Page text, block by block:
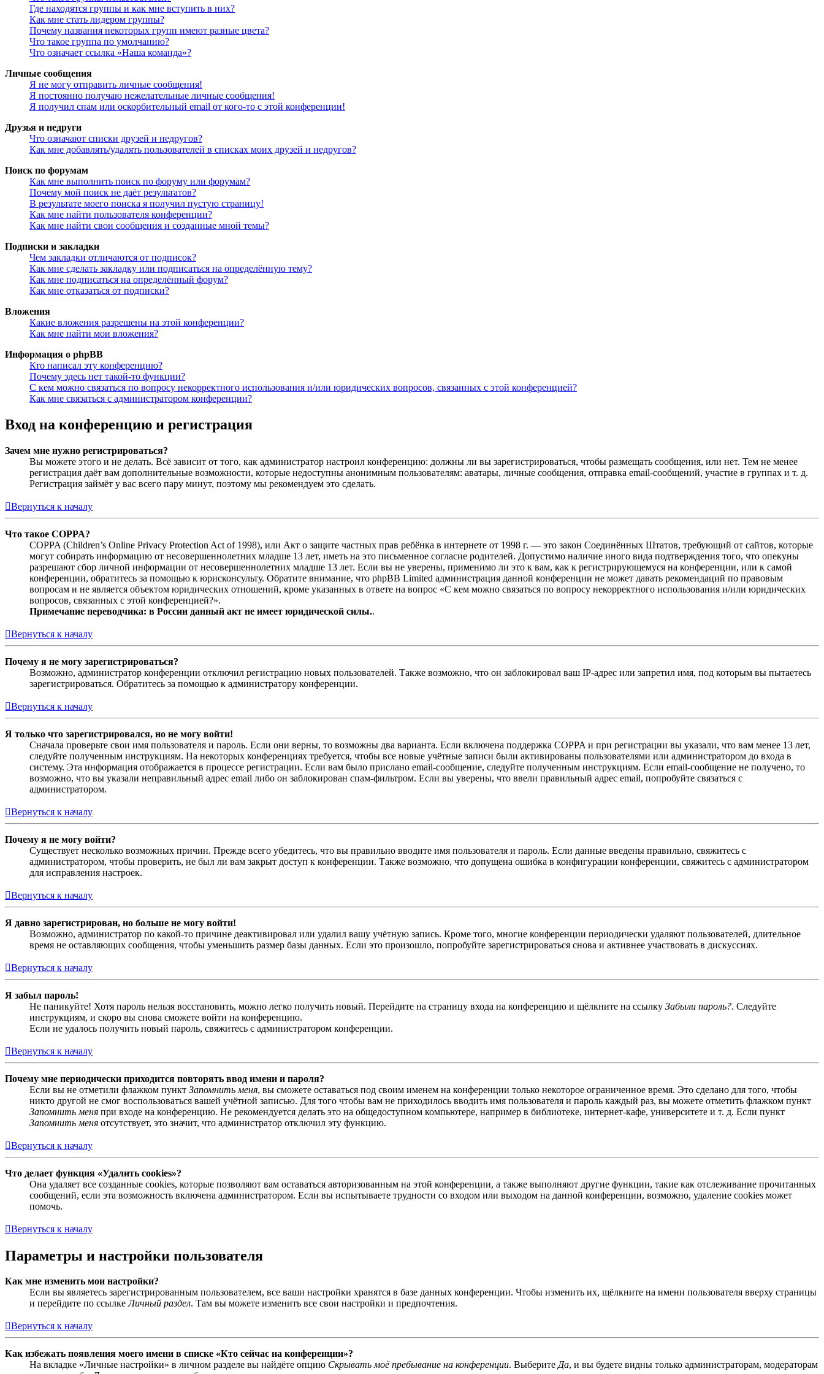
Где находятся группы и как мне вступить в них?
Как мне стать лидером группы?
Почему названия некоторых групп имеют разные цвета?
Что такое группа по умолчанию?
Что означает ссылка «Наша команда»?
Личные сообщения
Я не могу отправить личные сообщения!
Я постоянно получаю нежелательные личные сообщения!
Я получил спам или оскорбительный email от кого-то с этой конференции!
Друзья и недруги
Что означают списки друзей и недругов?
Как мне добавлять/удалять пользователей в списках моих друзей и недругов?
Поиск по форумам
Как мне выполнить поиск по форуму или форумам?
Почему мой поиск не даёт результатов?
В результате моего поиска я получил пустую страницу!
Как мне найти пользователя конференции?
Как мне найти свои сообщения и созданные мной темы?
Подписки и закладки
Чем закладки отличаются от подписок?
Как мне сделать закладку или подписаться на определённую тему?
Как мне подписаться на определённый форум?
Как мне отказаться от подписки?
Вложения
Какие вложения разрешены на этой конференции?
Как мне найти мои вложения?
Информация о phpBB
Кто написал эту конференцию?
Почему здесь нет такой-то функции?
С кем можно связаться по вопросу некорректного использования и/или юридических вопросов, связанных с этой конференцией?
Как мне связаться с администратором конференции?
Вход на конференцию и регистрация
Зачем мне нужно регистрироваться?
Вы можете этого и не делать. Всё зависит от того, как администратор настроил конференцию: должны ли вы зарегистрироваться, чтобы размещать сообщения, или нет. Тем не менее
регистрация даёт вам дополнительные возможности, которые недоступны анонимным пользователям: аватары, личные сообщения, отправка email-сообщений, участие в группах и т. д.
Регистрация займёт у вас всего пару минут, поэтому мы рекомендуем это сделать.
Вернуться к началу
Что такое COPPA?
COPPA (Children’s Online Privacy Protection Act of 1998), или Акт о защите частных прав ребёнка в интернете от 1998 г. — это закон Соединённых Штатов, требующий от сайтов, которые
могут собирать информацию от несовершеннолетних младше 13 лет, иметь на это письменное согласие родителей. Допустимо наличие иного вида подтверждения того, что опекуны
разрешают сбор личной информации от несовершеннолетних младше 13 лет. Если вы не уверены, применимо ли это к вам, как к регистрирующемуся на конференции, или к самой
конференции, обратитесь за помощью к юрисконсульту. Обратите внимание, что phpBB Limited администрация данной конференции не может давать рекомендаций по правовым
вопросам и не является объектом юридических отношений, кроме указанных в ответе на вопрос «С кем можно связаться по вопросу некорректного использования и/или юридических
вопросов, связанных с этой конференцией?».
Примечание переводчика: в России данный акт не имеет юридической силы..
Вернуться к началу
Почему я не могу зарегистрироваться?
Возможно, администратор конференции отключил регистрацию новых пользователей. Также возможно, что он заблокировал ваш IP-адрес или запретил имя, под которым вы пытаетесь
зарегистрироваться. Обратитесь за помощью к администратору конференции.
Вернуться к началу
Я только что зарегистрировался, но не могу войти!
Сначала проверьте свои имя пользователя и пароль. Если они верны, то возможны два варианта. Если включена поддержка COPPA и при регистрации вы указали, что вам менее 13 лет,
следуйте полученным инструкциям. На некоторых конференциях требуется, чтобы все новые учётные записи были активированы пользователями или администратором до входа в
систему. Эта информация отображается в процессе регистрации. Если вам было прислано email-сообщение, следуйте полученным инструкциям. Если email-сообщение не получено, то
возможно, что вы указали неправильный адрес email либо он заблокирован спам-фильтром. Если вы уверены, что ввели правильный адрес email, попробуйте связаться с
администратором.
Вернуться к началу
Почему я не могу войти?
Существует несколько возможных причин. Прежде всего убедитесь, что вы правильно вводите имя пользователя и пароль. Если данные введены правильно, свяжитесь с
администратором, чтобы проверить, не был ли вам закрыт доступ к конференции. Также возможно, что допущена ошибка в конфигурации конференции, свяжитесь с администратором
для исправления настроек.
Вернуться к началу
Я давно зарегистрирован, но больше не могу войти!
Возможно, администратор по какой-то причине деактивировал или удалил вашу учётную запись. Кроме того, многие конференции периодически удаляют пользователей, длительное
время не оставляющих сообщения, чтобы уменьшить размер базы данных. Если это произошло, попробуйте зарегистрироваться снова и активнее участвовать в дискуссиях.
Вернуться к началу
Я забыл пароль!
Не паникуйте! Хотя пароль нельзя восстановить, можно легко получить новый. Перейдите на страницу входа на конференцию и щёлкните на ссылку Забыли пароль?. Следуйте
инструкциям, и скоро вы снова сможете войти на конференцию.
Если не удалось получить новый пароль, свяжитесь с администратором конференции.
Вернуться к началу
Почему мне периодически приходится повторять ввод имени и пароля?
Если вы не отметили флажком пункт Запомнить меня, вы сможете оставаться под своим именем на конференции только некоторое ограниченное время. Это сделано для того, чтобы
никто другой не смог воспользоваться вашей учётной записью. Для того чтобы вам не приходилось вводить имя пользователя и пароль каждый раз, вы можете отметить флажком пункт
Запомнить меня при входе на конференцию. Не рекомендуется делать это на общедоступном компьютере, например в библиотеке, интернет-кафе, университете и т. д. Если пункт
Запомнить меня отсутствует, это значит, что администратор отключил эту функцию.
Вернуться к началу
Что делает функция «Удалить cookies»?
Она удаляет все созданные cookies, которые позволяют вам оставаться авторизованным на этой конференции, а также выполняют другие функции, такие как отслеживание прочитанных
сообщений, если эта возможность включена администратором. Если вы испытываете трудности со входом или выходом на данной конференции, возможно, удаление cookies может
помочь.
Вернуться к началу
Параметры и настройки пользователя
Как мне изменить мои настройки?
Если вы являетесь зарегистрированным пользователем, все ваши настройки хранятся в базе данных конференции. Чтобы изменить их, щёлкните на имени пользователя вверху страницы
и перейдите по ссылкеЛичный раздел. Там вы можете изменить все свои настройки и предпочтения.
Вернуться к началу
Как избежать появления моего имени в списке «Кто сейчас на конференции»?
На вкладке «Личные настройки» в личном разделе вы найдёте опцию Скрывать моё пребывание на конференции. ВыберитеДа, и вы будете видны только администраторам, модераторам